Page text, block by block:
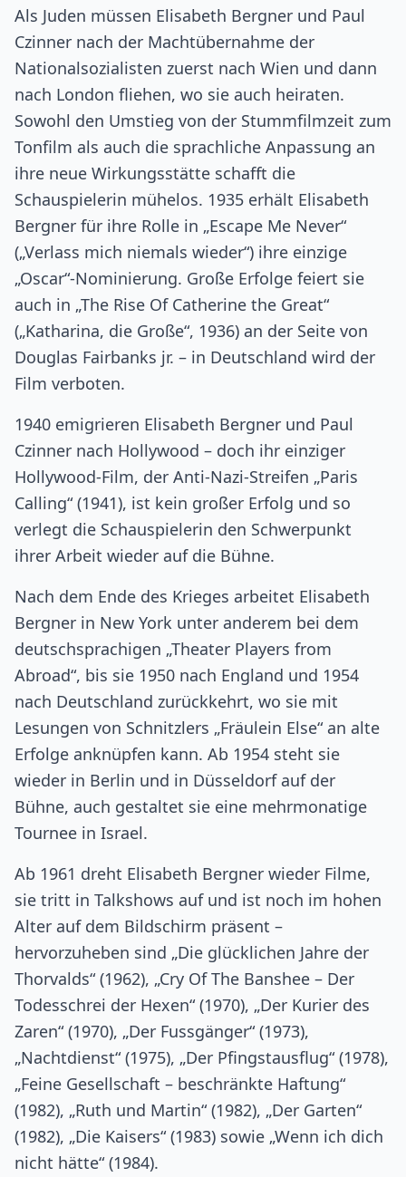
Als Juden müssen Elisabeth Bergner und Paul
Czinner nach der Machtübernahme der
Nationalsozialisten zuerst nach Wien und dann
nach London fliehen, wo sie auch heiraten.
Sowohl den Umstieg von der Stummfilmzeit zum
Tonfilm als auch die sprachliche Anpassung an
ihre neue Wirkungsstätte schafft die
Schauspielerin mühelos. 1935 erhält Elisabeth
Bergner für ihre Rolle in „Escape Me Never“
(„Verlass mich niemals wieder“) ihre einzige
„Oscar“-Nominierung. Große Erfolge feiert sie
auch in „The Rise Of Catherine the Great“
(„Katharina, die Große“, 1936) an der Seite von
Douglas Fairbanks jr. – in Deutschland wird der
Film verboten.
1940 emigrieren Elisabeth Bergner und Paul
Czinner nach Hollywood – doch ihr einziger
Hollywood-Film, der Anti-Nazi-Streifen „Paris
Calling“ (1941), ist kein großer Erfolg und so
verlegt die Schauspielerin den Schwerpunkt
ihrer Arbeit wieder auf die Bühne.
Nach dem Ende des Krieges arbeitet Elisabeth
Bergner in New York unter anderem bei dem
deutschsprachigen „Theater Players from
Abroad“, bis sie 1950 nach England und 1954
nach Deutschland zurückkehrt, wo sie mit
Lesungen von Schnitzlers „Fräulein Else“ an alte
Erfolge anknüpfen kann. Ab 1954 steht sie
wieder in Berlin und in Düsseldorf auf der
Bühne, auch gestaltet sie eine mehrmonatige
Tournee in Israel.
Ab 1961 dreht Elisabeth Bergner wieder Filme,
sie tritt in Talkshows auf und ist noch im hohen
Alter auf dem Bildschirm präsent –
hervorzuheben sind „Die glücklichen Jahre der
Thorvalds“ (1962), „Cry Of The Banshee – Der
Todesschrei der Hexen“ (1970), „Der Kurier des
Zaren“ (1970), „Der Fussgänger“ (1973),
„Nachtdienst“ (1975), „Der Pfingstausflug“ (1978),
„Feine Gesellschaft – beschränkte Haftung“
(1982), „Ruth und Martin“ (1982), „Der Garten“
(1982), „Die Kaisers“ (1983) sowie „Wenn ich dich
nicht hätte“ (1984).